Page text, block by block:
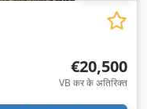
€20,500
VB कर के अतिरिक्त